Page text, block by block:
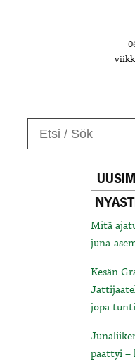
Mitä
juna-
Kesän
jopa tunti
päättyi –